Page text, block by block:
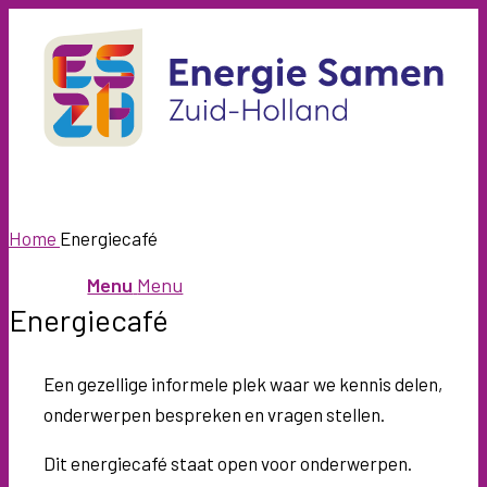
Menu Menu
Home Energiecafé
Energiecafé
Een gezellige informele plek waar we kennis delen,
onderwerpen bespreken en vragen stellen.
Dit energiecafé staat open voor onderwerpen.